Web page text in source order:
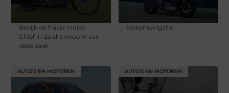
Bekijk de fraaie Indian
Chief in de showroom van
deze zaak
Motornavigatie
AUTO'S EN MOTOREN AUTO'S EN MOTOREN